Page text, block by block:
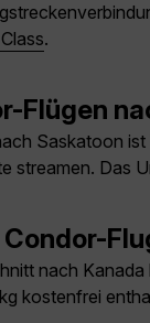
.
Flügen
Saskatoon
streamen. Das
nach
kostenfrei